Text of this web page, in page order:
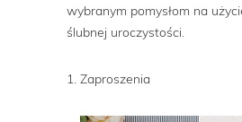
wybranym pomysłom na
ślubnej uroczystości.
1. Zaproszenia